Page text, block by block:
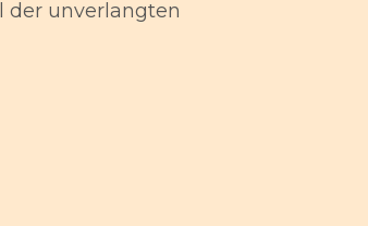
der unverlangten